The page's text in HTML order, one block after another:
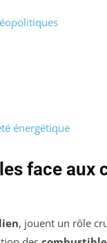
énergétique
face aux
, jouent un rôle